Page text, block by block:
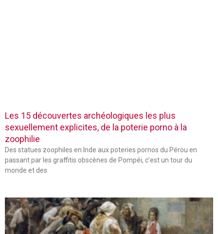
Les 15 découvertes archéologiques les plus
sexuellement explicites, de la poterie porno à la
zoophilie
Des statues zoophiles en Inde aux poteries pornos du Pérou en
passant par les graffitis obscènes de Pompéi, c’est un tour du
monde et des